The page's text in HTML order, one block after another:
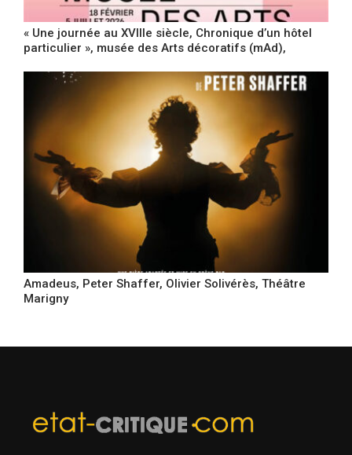
« Une journée au XVIIIe siècle, Chronique d’un hôtel
particulier », musée des Arts décoratifs (mAd),
Amadeus, Peter Shaffer, Olivier Solivérès, Théâtre
Marigny